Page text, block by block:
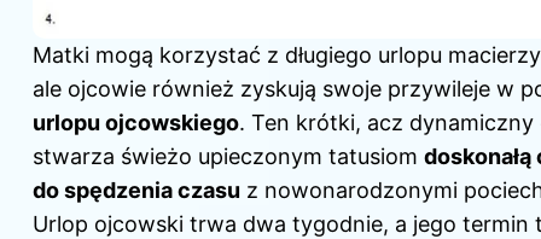
Matki mogą korzystać z długiego urlopu
ale ojcowie również zyskują swoje przywileje w
urlopu ojcowskiego. Ten krótki, acz dynamiczny
stwarza świeżo upieczonym tatusiom doskonałą
do spędzenia czasu z nowonarodzonymi
Urlop ojcowski trwa dwa tygodnie, a jego termin